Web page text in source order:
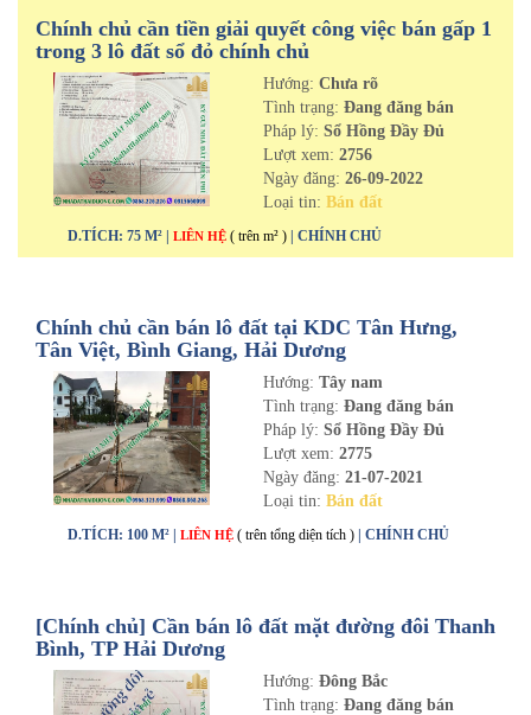
Chính chủ cần tiền giải quyết công việc bán gấp 1
trong 3 lô đất sổ đỏ chính chủ
Hướng: Chưa rõ
Tình trạng: Đang đăng bán
Pháp lý: Sổ Hồng Đầy Đủ
Lượt xem: 2756
Ngày đăng: 26-09-2022
Loại tin: Bán đất
D.TÍCH: 75 M² | LIÊN HỆ ( trên m² ) | CHÍNH CHỦ
Chính chủ cần bán lô đất tại KDC Tân Hưng,
Tân Việt, Bình Giang, Hải Dương
Hướng: Tây nam
Tình trạng: Đang đăng bán
Pháp lý: Sổ Hồng Đầy Đủ
Lượt xem: 2775
Ngày đăng: 21-07-2021
Loại tin: Bán đất
D.TÍCH: 100 M² | LIÊN HỆ ( trên tổng diện tích ) | CHÍNH CHỦ
[Chính chủ] Cần bán lô đất mặt đường đôi Thanh
Bình, TP Hải Dương
Hướng: Đông Bắc
Tình trạng: Đang đăng bán